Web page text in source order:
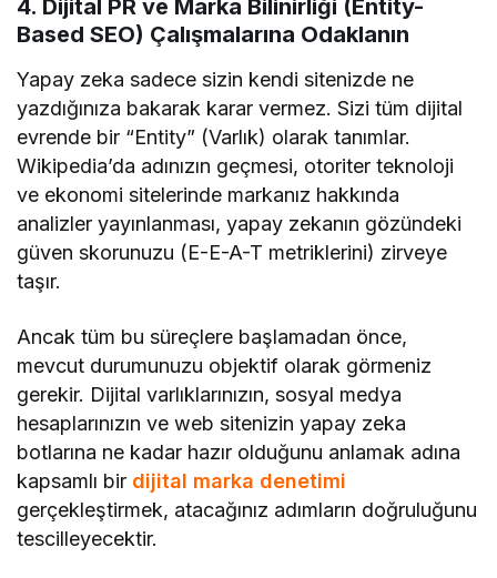
4. Dijital PR ve Marka Bilinirliği (Entity-
Based SEO) Çalışmalarına Odaklanın
Yapay zeka sadece sizin kendi sitenizde ne
yazdığınıza bakarak karar vermez. Sizi tüm dijital
evrende bir “Entity” (Varlık) olarak tanımlar.
Wikipedia’da adınızın geçmesi, otoriter teknoloji
ve ekonomi sitelerinde markanız hakkında
analizler yayınlanması, yapay zekanın gözündeki
güven skorunuzu (E-E-A-T metriklerini) zirveye
taşır.
Ancak tüm bu süreçlere başlamadan önce,
mevcut durumunuzu objektif olarak görmeniz
gerekir. Dijital varlıklarınızın, sosyal medya
hesaplarınızın ve web sitenizin yapay zeka
botlarına ne kadar hazır olduğunu anlamak adına
kapsamlı bir dijital marka denetimi
gerçekleştirmek, atacağınız adımların doğruluğunu
tescilleyecektir.